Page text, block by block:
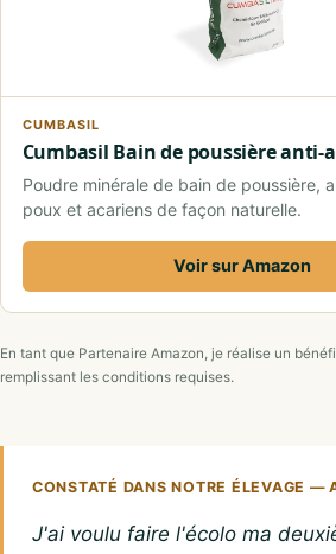
CUMBASIL
Cumbasil Bain de poussière anti-
Poudre minérale de bain de poussière,
poux et acariens de façon naturelle.
Voir sur Amazon
En tant que Partenaire Amazon, je réalise un
remplissant les conditions requises.
CONSTATÉ DANS NOTRE ÉLEVAGE —
J'ai voulu faire l'écolo ma